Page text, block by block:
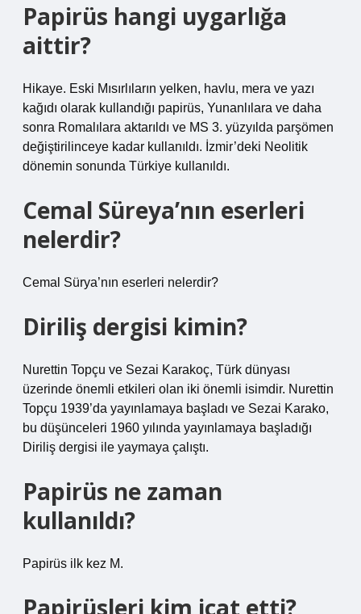
Papirüs hangi uygarlığa
aittir?
Hikaye. Eski Mısırlıların yelken, havlu, mera ve yazı
kağıdı olarak kullandığı papirüs, Yunanlılara ve daha
sonra Romalılara aktarıldı ve MS 3. yüzyılda parşömen
değiştirilinceye kadar kullanıldı. İzmir’deki Neolitik
dönemin sonunda Türkiye kullanıldı.
Cemal Süreya’nın eserleri
nelerdir?
Cemal Sürya’nın eserleri nelerdir?
Diriliş dergisi kimin?
Nurettin Topçu ve Sezai Karakoç, Türk dünyası
üzerinde önemli etkileri olan iki önemli isimdir. Nurettin
Topçu 1939’da yayınlamaya başladı ve Sezai Karako,
bu düşünceleri 1960 yılında yayınlamaya başladığı
Diriliş dergisi ile yaymaya çalıştı.
Papirüs ne zaman
kullanıldı?
Papirüs ilk kez M.
Papirüsleri kim icat etti?